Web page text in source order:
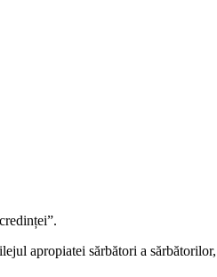
apropiatei sărbători a